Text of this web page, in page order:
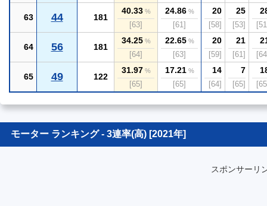
63 44 181
40.33%
[63]
24.86%
[61]
20
[58]
25
[53]
64 56 181
34.25%
[64]
22.65%
[63]
20
[59]
21
[61]
65 49 122
31.97%
[65]
17.21%
[65]
14
[64]
7
[65]
モーター ランキング - 3連率(高) [2021年]
スポンサーリ